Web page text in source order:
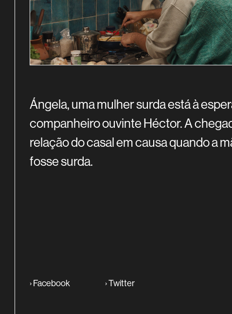
SINOPSE
Ángela, uma mulher surda está à
companheiro ouvinte Héctor. A
relação do casal em causa quando a
fosse surda.
›Facebook ›Twitter